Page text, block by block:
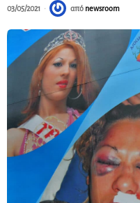
03/05/2021 από newsroom